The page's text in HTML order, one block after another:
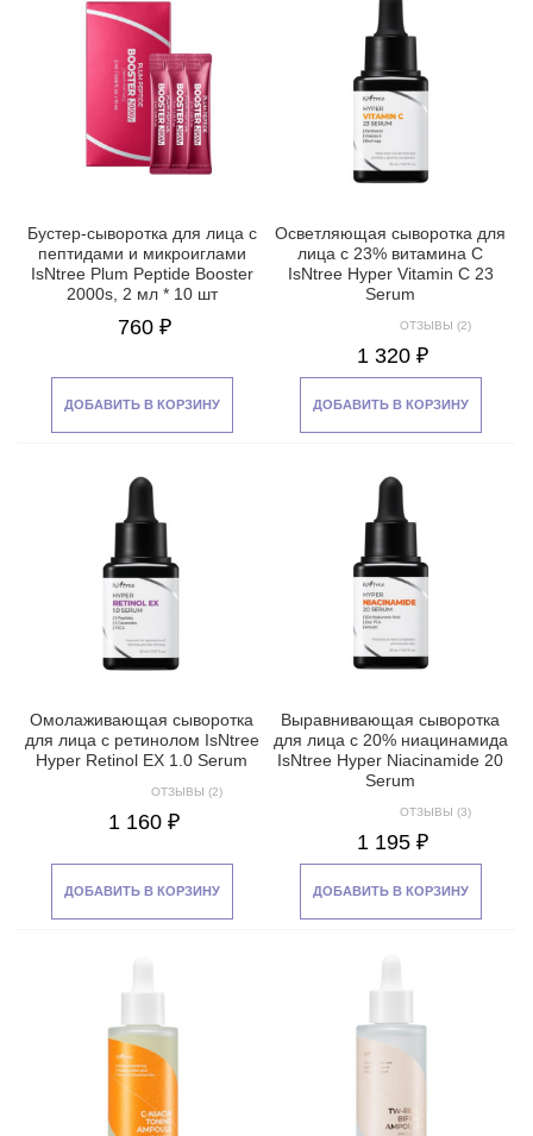
Бустер-сыворотка для лица с
пептидами и микроиглами
IsNtree Plum Peptide Booster
2000s, 2 мл * 10 шт
760 ₽
ДОБАВИТЬ В КОРЗИНУ
Осветляющая сыворотка для
лица с 23% витамина С
IsNtree Hyper Vitamin C 23
Serum
ОТЗЫВЫ (2)
1 320 ₽
ДОБАВИТЬ В КОРЗИНУ
Омолаживающая сыворотка
для лица с ретинолом IsNtree
Hyper Retinol EX 1.0 Serum
ОТЗЫВЫ (2)
1 160 ₽
ДОБАВИТЬ В КОРЗИНУ
Выравнивающая сыворотка
для лица с 20% ниацинамида
IsNtree Hyper Niacinamide 20
Serum
ОТЗЫВЫ (3)
1 195 ₽
ДОБАВИТЬ В КОРЗИНУ